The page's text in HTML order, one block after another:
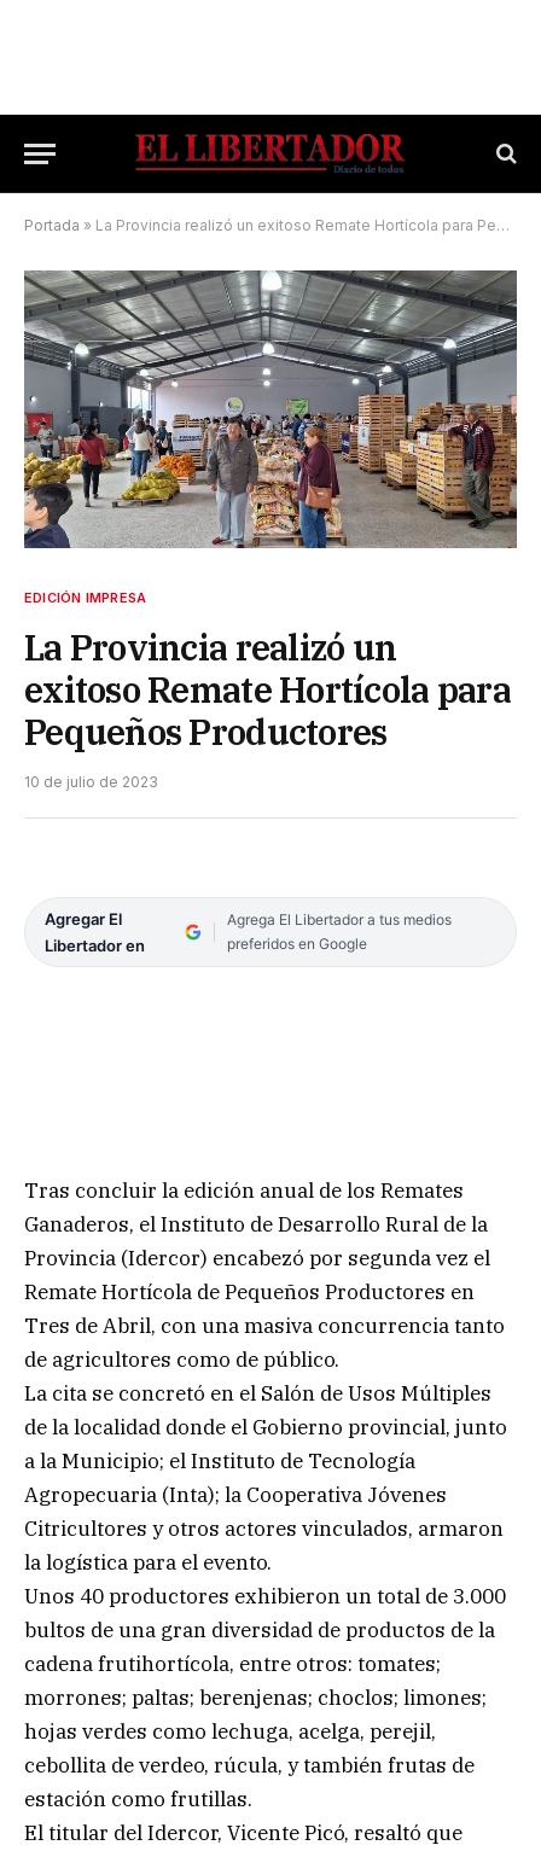
Portada » La Provincia realizó un exitoso Remate Hortícola para Pequeños Productores
EDICIÓN IMPRESA
La Provincia realizó un
exitoso Remate Hortícola para
Pequeños Productores
10 de julio de 2023
Agregar El
Libertador en
Agrega El Libertador a tus medios
preferidos en Google
Tras concluir la edición anual de los Remates
Ganaderos, el Instituto de Desarrollo Rural de la
Provincia (Idercor) encabezó por segunda vez el
Remate Hortícola de Pequeños Productores en
Tres de Abril, con una masiva concurrencia tanto
de agricultores como de público.
La cita se concretó en el Salón de Usos Múltiples
de la localidad donde el Gobierno provincial, junto
a la Municipio; el Instituto de Tecnología
Agropecuaria (Inta); la Cooperativa Jóvenes
Citricultores y otros actores vinculados, armaron
la logística para el evento.
Unos 40 productores exhibieron un total de 3.000
bultos de una gran diversidad de productos de la
cadena frutihortícola, entre otros: tomates;
morrones; paltas; berenjenas; choclos; limones;
hojas verdes como lechuga, acelga, perejil,
cebollita de verdeo, rúcula, y también frutas de
estación como frutillas.
El titular del Idercor, Vicente Picó, resaltó que